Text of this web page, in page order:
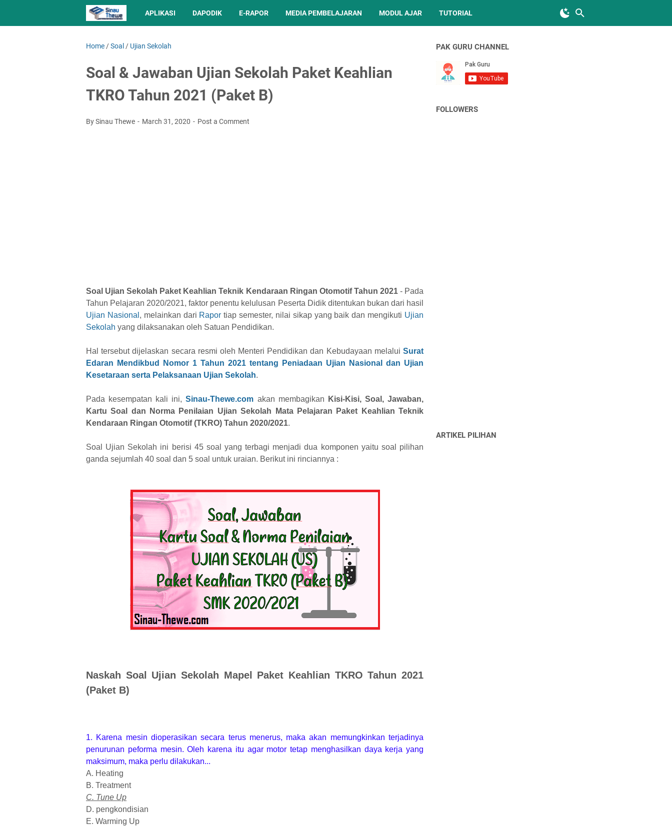
APLIKASI DAPODIK E-RAPOR MEDIA PEMBELAJARAN MODUL AJAR TUTORIAL
Home /Soal / Ujian Sekolah
Soal & Jawaban Ujian Sekolah Paket Keahlian
TKRO Tahun 2021 (Paket B)
By Sinau Thewe March 31, 2020 Post a Comment
Soal Ujian Sekolah Paket Keahlian Teknik Kendaraan Ringan Otomotif Tahun 2021- Pada
Tahun Pelajaran 2020/2021, faktor penentu kelulusan Peserta Didik ditentukan bukan dari hasil
Ujian Nasional , melainkan dari Rapor tiap semester, nilai sikap yang baik dan mengikuti Ujian
Sekolah yang dilaksanakan oleh Satuan Pendidikan.
Hal tersebut dijelaskan secara resmi oleh Menteri Pendidikan dan Kebudayaan melalui Surat
Edaran Mendikbud Nomor 1 Tahun 2021 tentang Peniadaan Ujian Nasional dan Ujian
Kesetaraan serta Pelaksanaan Ujian Sekolah.
Pada kesempatan kali ini,Sinau-Thewe.com akan membagikan
Kisi-Kisi, Soal, Jawaban,
Kartu Soal dan Norma Penilaian Ujian Sekolah Mata Pelajaran Paket Keahlian Teknik
Kendaraan Ringan Otomotif (TKRO) Tahun 2020/2021.
Soal Ujian Sekolah ini berisi 45 soal yang terbagi menjadi dua komponen yaitu soal pilihan
ganda sejumlah 40 soal dan 5 soal untuk uraian. Berikut ini rinciannya :
Naskah Soal Ujian Sekolah Mapel Paket Keahlian TKRO Tahun 2021
(Paket B)
1. Karena mesin dioperasikan secara terus menerus, maka akan memungkinkan terjadinya
penurunan peforma mesin. Oleh karena itu agar motor tetap menghasilkan daya kerja yang
maksimum, maka perlu dilakukan...
A. Heating
B. Treatment
C. Tune Up
D. pengkondisian
E. Warming Up
PAK GURU CHANNEL
FOLLOWERS
ARTIKEL PILIHAN